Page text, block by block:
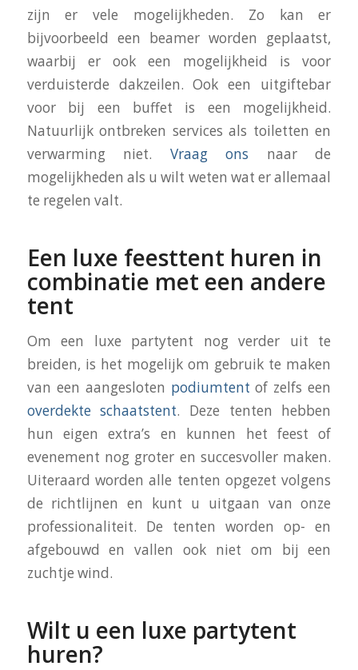
zijn er vele mogelijkheden. Zo kan er
bijvoorbeeld een beamer worden geplaatst,
waarbij er ook een mogelijkheid is voor
verduisterde dakzeilen. Ook een uitgiftebar
voor bij een buffet is een mogelijkheid.
Natuurlijk ontbreken services als toiletten en
verwarming niet. Vraag ons naar de
mogelijkheden als u wilt weten wat er allemaal
te regelen valt.
Een luxe feesttent huren in
combinatie met een andere
tent
Om een luxe partytent nog verder uit te
breiden, is het mogelijk om gebruik te maken
van een aangesloten podiumtent of zelfs een
overdekte schaatstent. Deze tenten hebben
hun eigen extra’s en kunnen het feest of
evenement nog groter en succesvoller maken.
Uiteraard worden alle tenten opgezet volgens
de richtlijnen en kunt u uitgaan van onze
professionaliteit. De tenten worden op- en
afgebouwd en vallen ook niet om bij een
zuchtje wind.
Wilt u een luxe partytent
huren?